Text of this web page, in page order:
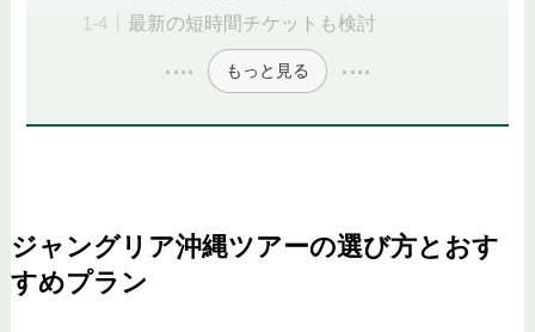
最新の短時間チケットも検討
もっと見る
ジャングリア沖縄ツアーの選び方とおす
すめプラン